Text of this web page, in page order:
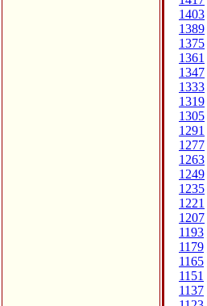
1403
1389
1375
1361
1347
1333
1319
1305
1291
1277
1263
1249
1235
1221
1207
1193
1179
1165
1151
1137